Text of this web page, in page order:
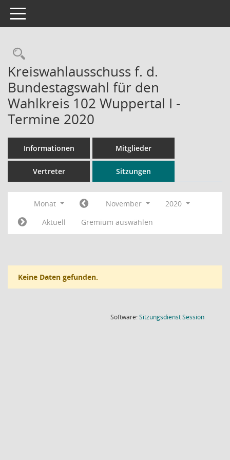
Toggle navigation
Rechercheauswahl
Kreiswahlausschuss f. d.
Bundestagswahl für den
Wahlkreis 102 Wuppertal I -
Termine 2020
Informationen Mitglieder
Vertreter Sitzungen
Monat November
2020
Aktuell
Gremium auswählen
Keine Daten gefunden.
Software:SitzungsdienstSession(Wird in